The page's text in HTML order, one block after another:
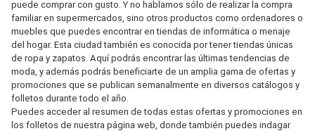
puede comprar con gusto. Y no hablamos sólo de realizar la compra
familiar en supermercados, sino otros productos como ordenadores o
muebles que puedes encontrar en tiendas de informática o menaje
del hogar. Esta ciudad también es conocida por tener tiendas únicas
de ropa y zapatos. Aquí podrás encontrar las últimas tendencias de
moda, y además podrás beneficiarte de un amplia gama de ofertas y
promociones que se publican semanalmente en diversos catálogos y
folletos durante todo el año.
Puedes acceder al resumen de todas estas ofertas y promociones en
los folletos de nuestra página web, donde también puedes indagar